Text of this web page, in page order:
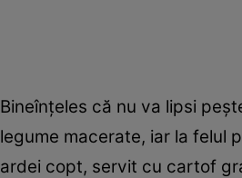
Bineînțeles că nu va lipsi
legume macerate, iar la felul
ardei copt, servit cu cartof